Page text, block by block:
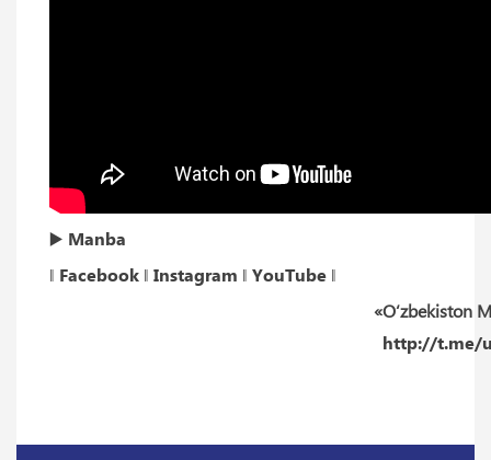
▶️ Manba
‖ Facebook ‖ Instagram ‖ YouTube ‖
«O‘zbekiston
http://t.me/